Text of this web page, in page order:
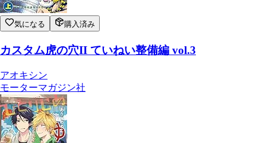
気になる 購入済み
カスタム虎の穴II ていねい整備編 vol.3
アオキシン
モーターマガジン社